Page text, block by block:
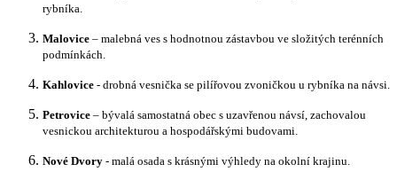
rybníka.
Malovice – malebná ves s hodnotnou zástavbou ve složitých terénních
podmínkách.
Kahlovice - drobná vesnička se pilířovou zvoničkou u rybníka na návsi.
Petrovice – bývalá samostatná obec s uzavřenou návsí, zachovalou
vesnickou architekturou a hospodářskými budovami.
Nové Dvory - malá osada s krásnými výhledy na okolní krajinu.